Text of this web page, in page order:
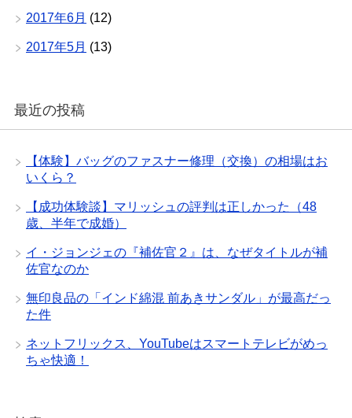
2017年6月 (12)
2017年5月 (13)
最近の投稿
【体験】バッグのファスナー修理（交換）の相場はお
いくら？
【成功体験談】マリッシュの評判は正しかった（48
歳、半年で成婚）
イ・ジョンジェの『補佐官２』は、なぜタイトルが補
佐官なのか
無印良品の「インド綿混 前あきサンダル」が最高だっ
た件
ネットフリックス、YouTubeはスマートテレビがめっ
ちゃ快適！